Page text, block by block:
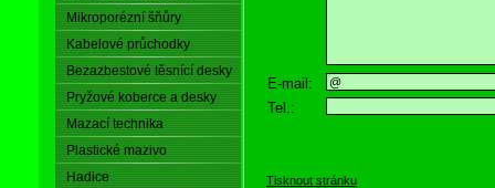
Mikroporézní šňůry
Kabelové průchodky
Bezazbestové těsnící desky
Pryžové koberce a desky
Mazací technika
Plastické mazivo
Hadice
E-mail:
Tel.:
Tisknout stránku